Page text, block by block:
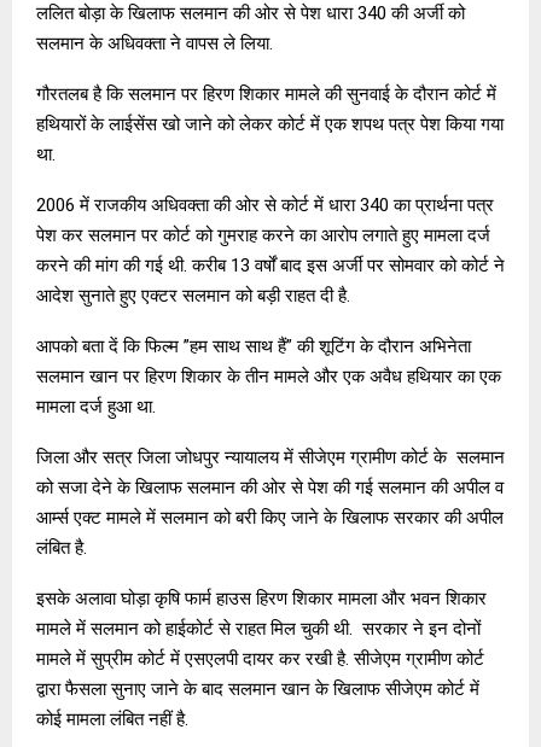
ललित बोड़ा के खिलाफ सलमान की ओर से पेश धारा 340 की अर्जी को
सलमान के अधिवक्ता ने वापस ले लिया.
गौरतलब है कि सलमान पर हिरण शिकार मामले की सुनवाई के दौरान कोर्ट में
हथियारों के लाईसेंस खो जाने को लेकर कोर्ट में एक शपथ पत्र पेश किया गया
था.
2006 में राजकीय अधिवक्ता की ओर से कोर्ट में धारा 340 का प्रार्थना पत्र
पेश कर सलमान पर कोर्ट को गुमराह करने का आरोप लगाते हुए मामला दर्ज
करने की मांग की गई थी. करीब 13 वर्षों बाद इस अर्जी पर सोमवार को कोर्ट ने
आदेश सुनाते हुए एक्टर सलमान को बड़ी राहत दी है.
आपको बता दें कि फिल्म ”हम साथ साथ हैं” की शूटिंग के दौरान अभिनेता
सलमान खान पर हिरण शिकार के तीन मामले और एक अवैध हथियार का एक
मामला दर्ज हुआ था.
जिला और सत्र जिला जोधपुर न्यायालय में सीजेएम ग्रामीण कोर्ट के सलमान
को सजा देने के खिलाफ सलमान की ओर से पेश की गई सलमान की अपील व
आर्म्स एक्ट मामले में सलमान को बरी किए जाने के खिलाफ सरकार की अपील
लंबित है.
इसके अलावा घोड़ा कृषि फार्म हाउस हिरण शिकार मामला और भवन शिकार
मामले में सलमान को हाईकोर्ट से राहत मिल चुकी थी. सरकार ने इन दोनों
मामले में सुप्रीम कोर्ट में एसएलपी दायर कर रखी है. सीजेएम ग्रामीण कोर्ट
द्वारा फैसला सुनाए जाने के बाद सलमान खान के खिलाफ सीजेएम कोर्ट में
कोई मामला लंबित नहीं है.